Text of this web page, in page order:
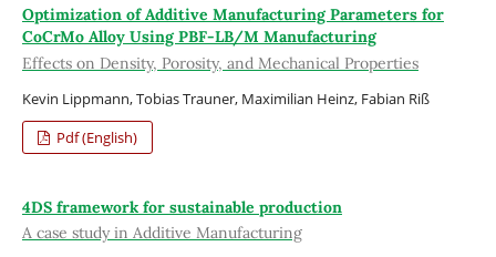
Optimization of Additive Manufacturing Parameters for
CoCrMo Alloy Using PBF-LB/M Manufacturing
Effects on Density, Porosity, and Mechanical Properties
Kevin Lippmann, Tobias Trauner, Maximilian Heinz, Fabian Riß
Pdf (English)
4DS framework for sustainable production
A case study in Additive Manufacturing